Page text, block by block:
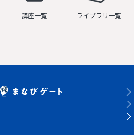
講座一覧 ライブラリ一覧